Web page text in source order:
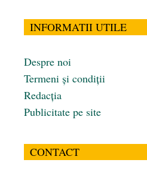
INFORMATII UTILE
Despre noi
Termeni și condiții
Redacția
Publicitate pe site
CONTACT